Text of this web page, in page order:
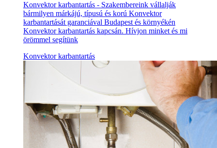
Konvektor karbantartás - Szakembereink vállalják
bármilyen márkájú, típusú és korú Konvektor
karbantartását garanciával Budapest és környékén
Konvektor karbantartás kapcsán. Hívjon minket és mi
örömmel segítünk
Konvektor karbantartás